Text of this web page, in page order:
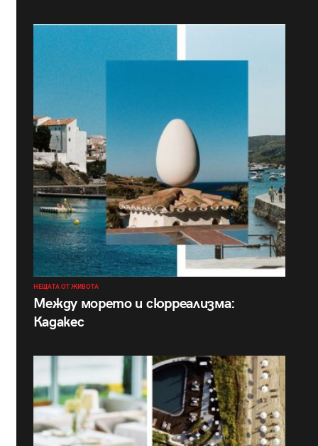
НЕЩАТА ОТ ЖИВОТА
Между морето и сюрреализма:
Кадакес